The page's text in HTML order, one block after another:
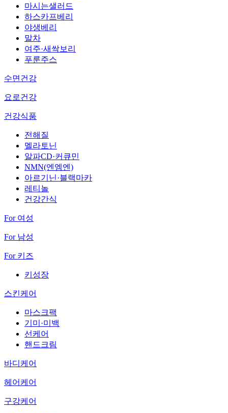
마시는샐러드
하스카프베리
야생베리
말차
여주·새싹보리
푸룬주스
수면건강
요로건강
건강식품
전해질
멜라토닌
알파CD·커큐민
NMN(엔엠엔)
아르기닌·블랙마카
레티놀
건강간식
For 여성
For 남성
For 키즈
키성장
스킨케어
마스크팩
기미·미백
선케어
핸드크림
바디케어
헤어케어
구강케어